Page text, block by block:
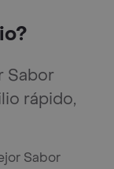
Sabor
rápido,
Sabor